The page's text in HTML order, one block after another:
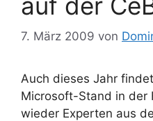
7. März 2009 von
Auch dieses Jahr
Microsoft-Stand in der
wieder Experten aus